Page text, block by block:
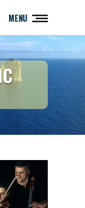
MENU